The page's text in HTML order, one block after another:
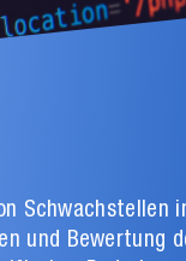
Schwachstellen
und Bewertung